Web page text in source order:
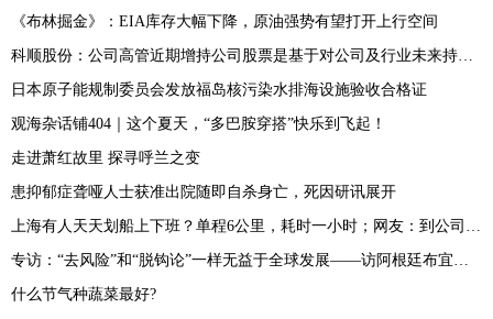
《布林掘金》：EIA库存大幅下降，原油强势有望打开上行空间
科顺股份：公司高管近期增持公司股票是基于对公司及行业未来持续稳定发展和长期投资价值的信心
日本原子能规制委员会发放福岛核污染水排海设施验收合格证
观海杂话铺404｜这个夏天，“多巴胺穿搭”快乐到飞起！
走进萧红故里 探寻呼兰之变
患抑郁症聋哑人士获准出院随即自杀身亡，死因研讯展开
上海有人天天划船上下班？单程6公里，耗时一小时；网友：到公司先洗澡？
专访：“去风险”和“脱钩论”一样无益于全球发展——访阿根廷布宜诺斯艾利斯大学研究员布斯特洛
什么节气种蔬菜最好?